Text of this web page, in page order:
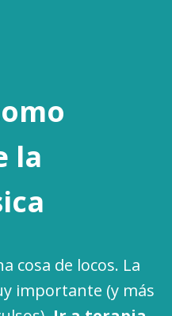
la
cosa de locos. La
importante (y más